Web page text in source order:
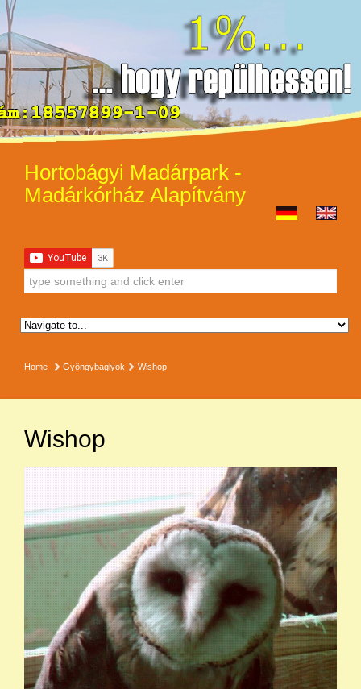
Hortobágyi Madárpark -
Madárkórház Alapítvány
Home Gyöngybaglyok Wishop
Wishop